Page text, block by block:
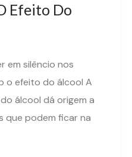
Efeito Do
em silêncio nos
o efeito do álcool A
álcool dá origem a
que podem ficar na